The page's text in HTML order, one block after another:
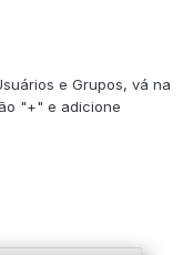
e Grupos, vá na
"+" e adicione